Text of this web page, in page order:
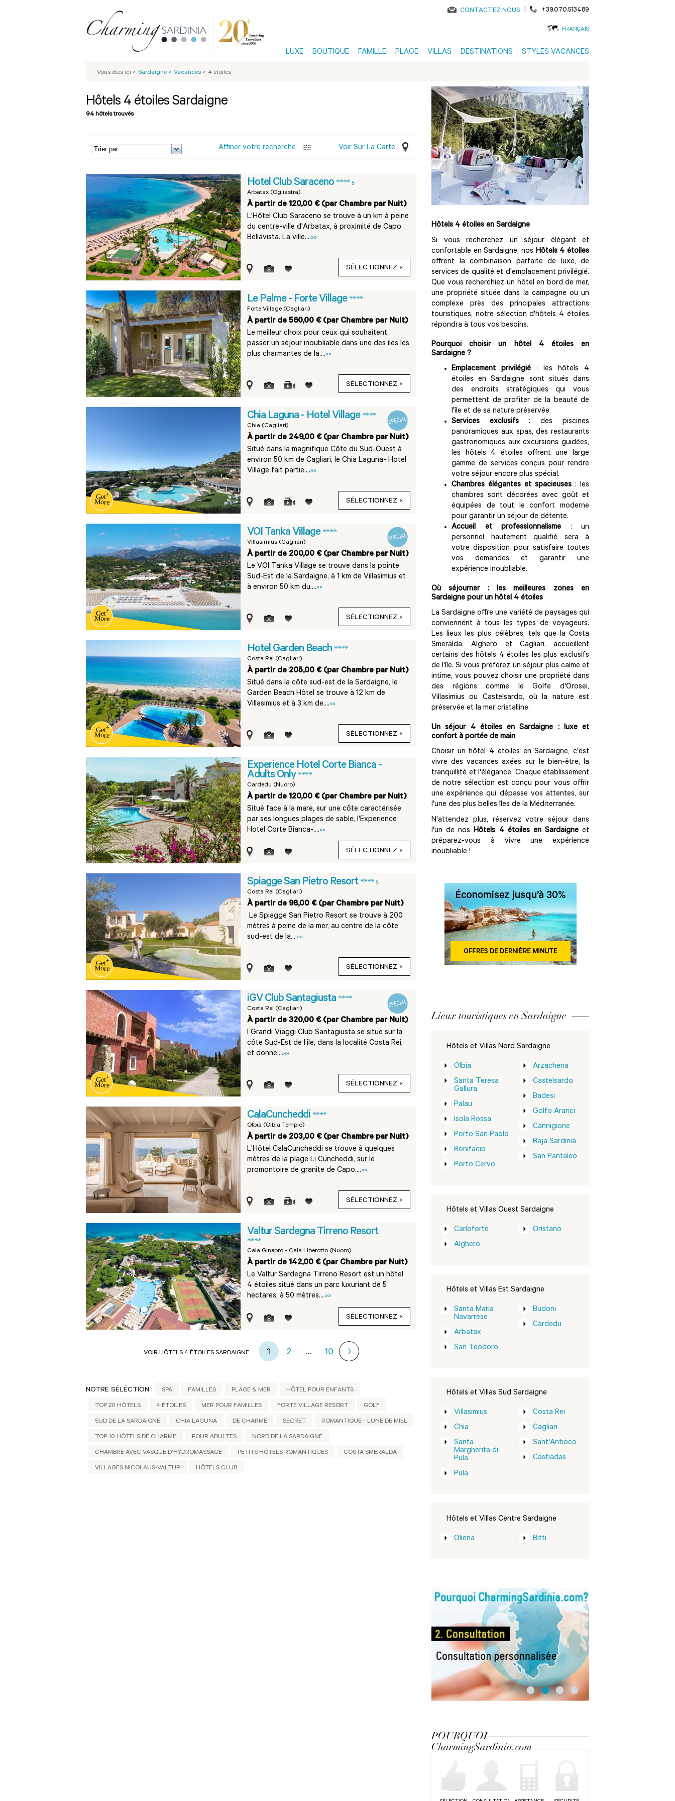
CONTACTEZ NOUS | +39.070.513489
FRANÇAIS
LUXE BOUTIQUE FAMILLE PLAGE VILLAS DESTINATIONS STYLES VACANCES
Vous êtes ici > Sardaigne > Vacances > 4 étoiles
Hôtels 4 étoiles Sardaigne
94 hôtels trouvés
Affiner votre recherche Voir Sur La Carte
Hotel Club Saraceno **** s
Arbatax (Ogliastra)
À partir de 120,00 € (par Chambre par Nuit)
L'Hôtel Club Saraceno se trouve à un km à peine
du centre-ville d'Arbatax, à proximité de Capo
Bellavista. La ville....»»
SÉLECTIONNEZ
Le Palme - Forte Village ****
Forte Village (Cagliari)
À partir de 560,00 € (par Chambre par Nuit)
Le meilleur choix pour ceux qui souhaitent
passer un séjour inoubliable dans une des îles les
plus charmantes de la....»»
SÉLECTIONNEZ
Chia Laguna - Hotel Village ****
Chia (Cagliari)
À partir de 249,00 € (par Chambre par Nuit)
Situé dans la magnifique Côte du Sud-Ouest à
environ 50 km de Cagliari, le Chia Laguna- Hotel
Village fait partie....»»
SÉLECTIONNEZ
VOI Tanka Village ****
Villasimius (Cagliari)
À partir de 200,00 € (par Chambre par Nuit)
Le VOI Tanka Village se trouve dans la pointe
Sud-Est de la Sardaigne, à 1 km de Villasimius et
à environ 50 km du....»»
SÉLECTIONNEZ
Hotel Garden Beach ****
Costa Rei (Cagliari)
À partir de 205,00 € (par Chambre par Nuit)
Situé dans la côte sud-est de la Sardaigne, le
Garden Beach Hôtel se trouve à 12 km de
Villasimius et à 3 km de....»»
SÉLECTIONNEZ
Experience Hotel Corte Bianca -
Adults Only ****
Cardedu (Nuoro)
À partir de 120,00 € (par Chambre par Nuit)
Situé face à la mare, sur une côte caractérisée
par ses longues plages de sable, l'Experience
Hotel Corte Bianca-....»»
SÉLECTIONNEZ
Spiagge San Pietro Resort **** s
Costa Rei (Cagliari)
À partir de 98,00 € (par Chambre par Nuit)
Le Spiagge San Pietro Resort se trouve à 200
mètres à peine de la mer, au centre de la côte
sud-est de la....»»
SÉLECTIONNEZ
iGV Club Santagiusta ****
Costa Rei (Cagliari)
À partir de 320,00 € (par Chambre par Nuit)
I Grandi Viaggi Club Santagiusta se situe sur la
côte Sud-Est de l’île, dans la localité Costa Rei,
et donne....»»
SÉLECTIONNEZ
CalaCuncheddi ****
Olbia (Olbia Tempio)
À partir de 203,00 € (par Chambre par Nuit)
L'Hôtel CalaCuncheddi se trouve à quelques
mètres de la plage Li Cuncheddi, sur le
promontoire de granite de Capo....»»
SÉLECTIONNEZ
Valtur Sardegna Tirreno Resort
****
Cala Ginepro - Cala Liberotto (Nuoro)
À partir de 142,00 € (par Chambre par Nuit)
Le Valtur Sardegna Tirreno Resort est un hôtel
4 étoiles situé dans un parc luxuriant de 5
hectares, à 50 mètres....»»
SÉLECTIONNEZ
VOIR HÔTELS 4 ÉTOILES SARDAIGNE 1 2 ... 10
NOTRE SÉLÉCTION : SPA FAMILLES PLAGE & MER HÔTEL POUR ENFANTS
TOP 20 HÔTELS 4 ÉTOILES MER POUR FAMILLES FORTE VILLAGE RESORT GOLF
SUD DE LA SARDAIGNE CHIA LAGUNA DE CHARME SECRET ROMANTIQUE - LUNE DE MIEL
TOP 10 HÔTELS DE CHARME POUR ADULTES NORD DE LA SARDAIGNE
CHAMBRE AVEC VASQUE D'HYDROMASSAGE PETITS HÔTELS ROMANTIQUES COSTA SMERALDA
VILLAGES NICOLAUS-VALTUR HÔTELS CLUB
Hôtels 4 étoiles en Sardaigne
Si vous recherchez un séjour élégant et
confortable en Sardaigne, nos Hôtels 4 étoiles
offrent la combinaison parfaite de luxe, de
services de qualité et d'emplacement privilégié.
Que vous recherchiez un hôtel en bord de mer,
une propriété située dans la campagne ou un
complexe près des principales attractions
touristiques, notre sélection d'hôtels 4 étoiles
répondra à tous vos besoins.
Pourquoi choisir un hôtel 4 étoiles en
Sardaigne ?
Emplacement privilégié : les hôtels 4
étoiles en Sardaigne sont situés dans
des endroits stratégiques qui vous
permettent de profiter de la beauté de
l'île et de sa nature préservée.
Services exclusifs : des piscines
panoramiques aux spas, des restaurants
gastronomiques aux excursions guidées,
les hôtels 4 étoiles offrent une large
gamme de services conçus pour rendre
votre séjour encore plus spécial.
Chambres élégantes et spacieuses : les
chambres sont décorées avec goût et
équipées de tout le confort moderne
pour garantir un séjour de détente.
Accueil et professionnalisme : un
personnel hautement qualifié sera à
votre disposition pour satisfaire toutes
vos demandes et garantir une
expérience inoubliable.
Où séjourner : les meilleures zones en
Sardaigne pour un hôtel 4 étoiles
La Sardaigne offre une variété de paysages qui
conviennent à tous les types de voyageurs.
Les lieux les plus célèbres, tels que la Costa
Smeralda, Alghero et Cagliari, accueillent
certains des hôtels 4 étoiles les plus exclusifs
de l'île. Si vous préférez un séjour plus calme et
intime, vous pouvez choisir une propriété dans
des régions comme le Golfe d'Orosei,
Villasimius ou Castelsardo, où la nature est
préservée et la mer cristalline.
Un séjour 4 étoiles en Sardaigne : luxe et
confort à portée de main
Choisir un hôtel 4 étoiles en Sardaigne, c'est
vivre des vacances axées sur le bien-être, la
tranquillité et l'élégance. Chaque établissement
de notre sélection est conçu pour vous offrir
une expérience qui dépasse vos attentes, sur
l'une des plus belles îles de la Méditerranée.
N'attendez plus, réservez votre séjour dans
l'un de nosHôtels 4 étoiles en Sardaigneet
préparez-vous à vivre une expérience
inoubliable !
Lieux touristiques en Sardaigne
Hôtels et Villas Nord Sardaigne
Olbia
Santa Teresa
Gallura
Palau
Isola Rossa
Porto San Paolo
Bonifacio
Porto Cervo
Arzachena
Castelsardo
Badesi
Golfo Aranci
Cannigione
Baja Sardinia
San Pantaleo
Hôtels et Villas Ouest Sardaigne
Carloforte
Alghero
Oristano
Hôtels et Villas Est Sardaigne
Santa Maria
Navarrese
Arbatax
San Teodoro
Budoni
Cardedu
Hôtels et Villas Sud Sardaigne
Villasimius
Chia
Santa
Margherita di
Pula
Pula
Costa Rei
Cagliari
Sant'Antioco
Castiadas
Hôtels et Villas Centre Sardaigne
Oliena Bitti
POURQUOI
CharmingSardinia.com